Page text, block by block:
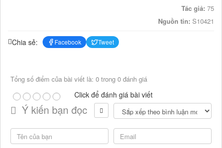
Tác giả: 75
Nguồn tin: S10421
Chia sẻ: Facebook Tweet
Tổng số điểm của bài viết là: 0 trong 0 đánh giá
Click để đánh giá bài viết
Ý kiến bạn đọc